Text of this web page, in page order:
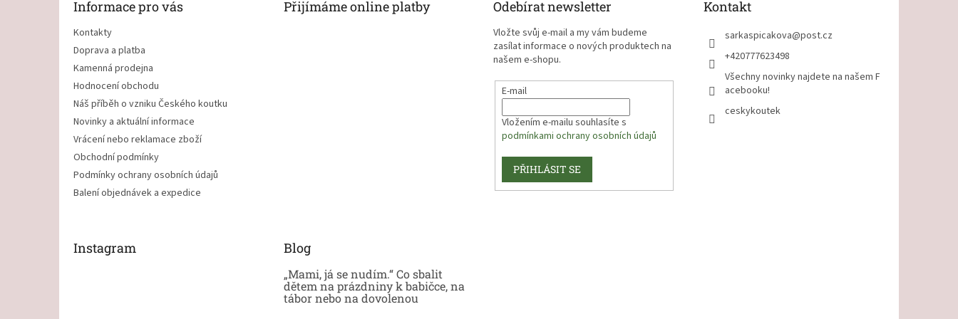
Informace pro vás
Kontakty
Doprava a platba
Kamenná prodejna
Hodnocení obchodu
Náš příběh o vzniku Českého koutku
Novinky a aktuální informace
Vrácení nebo reklamace zboží
Obchodní podmínky
Podmínky ochrany osobních údajů
Balení objednávek a expedice
Přijímáme online platby Odebírat newsletter
Vložte svůj e-mail a my vám budeme
zasílat informace o nových produktech na
našem e-shopu.
E-mail
Vložením e-mailu souhlasíte s
podmínkami ochrany osobních údajů
PŘIHLÁSIT SE
Kontakt
sarkaspicakova@post.cz
+420777623498
Všechny novinky najdete na našem F
acebooku!
ceskykoutek
Instagram Blog
„Mami, já se nudím.“ Co sbalit
dětem na prázdniny k babičce, na
tábor nebo na dovolenou